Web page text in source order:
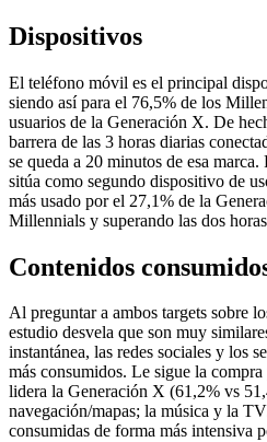
Dispositivos
El teléfono móvil es el principal
siendo así para el 76,5% de los
usuarios de la Generación X. De
barrera de las 3 horas diarias
se queda a 20 minutos de esa
sitúa como segundo dispositivo de
más usado por el 27,1% de la
Millennials y superando las dos
Contenidos
Al preguntar a ambos targets sobre
estudio desvela que son muy
instantánea, las redes sociales y los
más consumidos. Le sigue la
lidera la Generación X (61,2% vs
navegación/mapas; la música y la
consumidas de forma más intensiva